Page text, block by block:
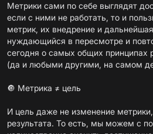
Метрики сами по себе выглядят
если с ними не работать, то и
метрик, их внедрение и
нуждающийся в пересмотре и
сегодня о самых общих принципах
(да и любыми другими, на самом
🔘 Метрика ≠ цель
И цель даже не изменение
результата. То есть, мы можем с